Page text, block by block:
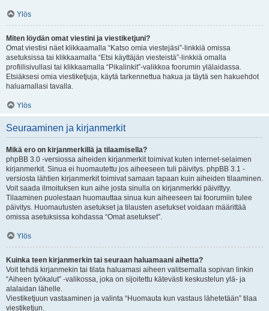
Ylös
Miten löydän omat viestini ja viestiketjuni?
Omat viestisi näet klikkaamalla “Katso omia viestejäsi”-linkkiä omissa
asetuksissa tai klikkaamalla “Etsi käyttäjän viesteistä”-linkkiä omalla
profiilisivullasi tai klikkaamalla “Pikalinkit”-valikkoa foorumin ylälaidassa.
Etsiäksesi omia viestiketjuja, käytä tarkennettua hakua ja täytä sen hakuehdot
haluamallasi tavalla.
Ylös
Seuraaminen ja kirjanmerkit
Mikä ero on kirjanmerkillä ja tilaamisella?
phpBB 3.0 -versiossa aiheiden kirjanmerkit toimivat kuten internet-selaimen
kirjanmerkit. Sinua ei huomautettu jos aiheeseen tuli päivitys. phpBB 3.1 -
versiosta lähtien kirjanmerkit toimivat samaan tapaan kuin aiheiden tilaaminen.
Voit saada ilmoituksen kun aihe josta sinulla on kirjanmerkki päivittyy.
Tilaaminen puolestaan huomauttaa sinua kun aiheeseen tai foorumiin tulee
päivitys. Huomautusten asetukset ja tilausten asetukset voidaan määrittää
omissa asetuksissa kohdassa “Omat asetukset”.
Ylös
Kuinka teen kirjanmerkin tai seuraan haluamaani aihetta?
Voit tehdä kirjanmekin tai tilata haluamasi aiheen valitsemalla sopivan linkin
“Aiheen työkalut” -valikossa, joka on sijoitettu kätevästi keskustelun ylä- ja
alalaidan lähelle.
Viestiketjuun vastaaminen ja valinta “Huomauta kun vastaus lähetetään” tilaa
viestiketjun.